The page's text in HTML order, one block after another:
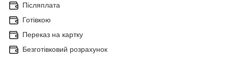
Післяплата
Готівкою
Переказ на картку
Безготівковий розрахунок